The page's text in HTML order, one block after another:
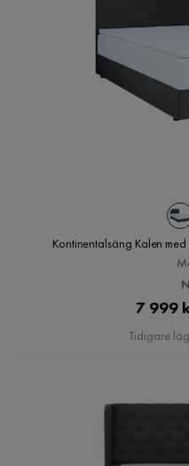
Kontinentalsäng Kalen
7 999
Tidigare